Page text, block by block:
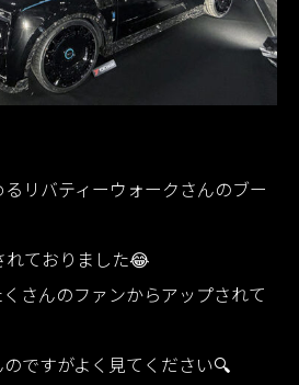
リバティーウォークさんのブー
れておりました😂
さんのファンからアップされて
ですがよく見てください🔍